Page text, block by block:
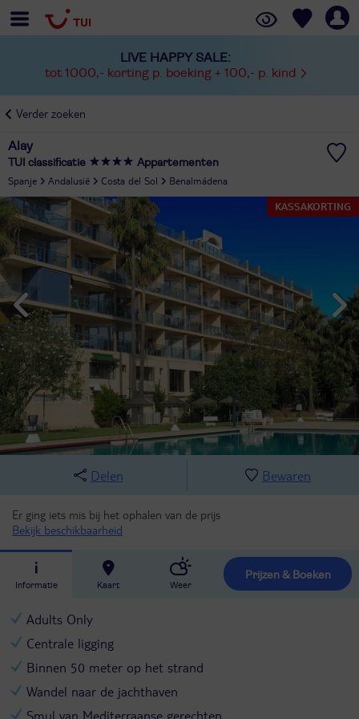
LIVE HAPPY SALE:
tot 1000,- korting p. boeking + 100,- p. kind
Verder zoeken
Alay
TUI classificatie Appartementen
Spanje Andalusië Costa del Sol
Benalmádena
KASSAKORTING
Delen Bewaren
Er ging iets mis bij het ophalen van de prijs
Bekijk beschikbaarheid
Informatie Kaart Weer
Prijzen & Boeken
Adults Only
Centrale ligging
Binnen 50 meter op het strand
Wandel naar de jachthaven
Smul van Mediterraanse gerechten